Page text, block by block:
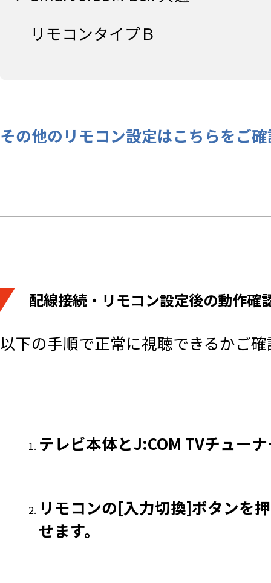
リモコンタイプＢ
その他のリモコン設定はこちらをご
配線接続・リモコン設定後の動作確
以下の手順で正常に視聴できるかご
テレビ本体とJ:COM TVチュー
リモコンの[入力切換]ボタンを
せます。